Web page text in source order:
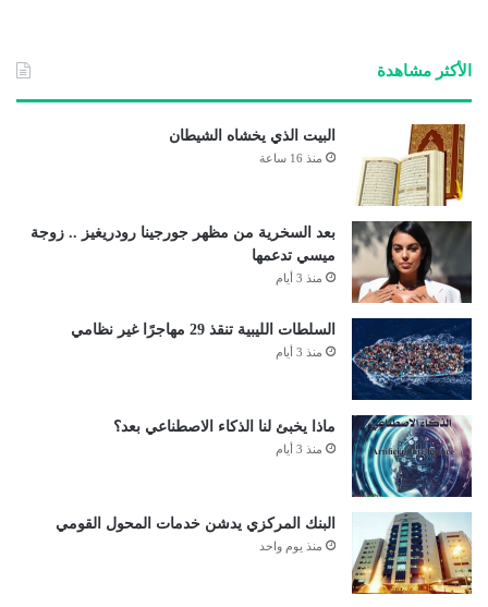
الأكثر مشاهدة
البيت الذي يخشاه الشيطان
منذ 16 ساعة
بعد السخرية من مظهر جورجينا رودريغيز .. زوجة
ميسي تدعمها
منذ 3 أيام
السلطات الليبية تنقذ 29 مهاجرًا غير نظامي
منذ 3 أيام
ماذا يخبئ لنا الذكاء الاصطناعي بعد؟
منذ 3 أيام
البنك المركزي يدشن خدمات المحول القومي
منذ يوم واحد